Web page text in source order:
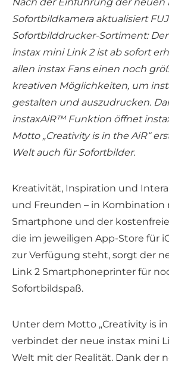
Sofortbildkamera aktualisiert
Sofortbilddrucker-Sortiment:
instax mini Link 2 ist ab sofort
allen instax Fans einen noch
kreativen Möglichkeiten, um
gestalten und auszudrucken.
instaxAiR™ Funktion öffnet
Motto „Creativity is in the AiR“
Welt auch für Sofortbilder.
Kreativität, Inspiration und
und Freunden – in Kombination
Smartphone und der
die im jeweiligen App-Store für
zur Verfügung steht, sorgt der
Link 2 Smartphoneprinter für
Sofortbildspaß.
Unter dem Motto „Creativity is in
verbindet der neue instax mini
Welt mit der Realität. Dank der